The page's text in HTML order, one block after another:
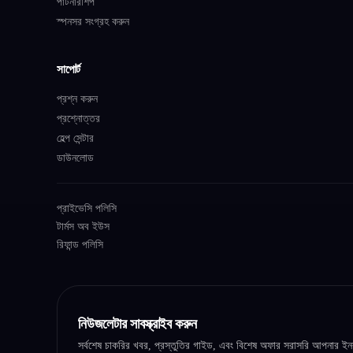
স্পনসর সংগ্রহ করুন
সাপোর্ট
প্রশ্ন করুন
প্রশ্নোত্তর
হেল্প সেন্টার
ডাউনলোড
প্রাইভেসি পলিসি
টার্মস অব ইউস
রিফান্ড পলিসি
নিউজলেটার সাবস্ক্রাইব করুন
সর্বশেষ চাকরির খবর, প্রস্তুতির গাইড, এবং বিশেষ অফার সরাসরি আপনার